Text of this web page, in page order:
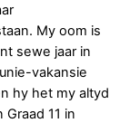
My oom is
sewe jaar in
vakansie
hy het my altyd
11 in